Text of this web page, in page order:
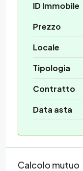
ID Immobile
Prezzo
Locale
Tipologia
Contratto
Data asta
Calcolo mutuo